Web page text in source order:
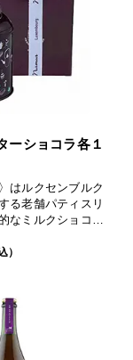
プ。すっきりとし
ありながら、深み
お菓子です。新し
のお菓子を、ゆっ
みてください。
ーショコラ各１
はルクセンブルク
る老舗パティスリ
なミルクショコラ
缶入りでお届けし
）